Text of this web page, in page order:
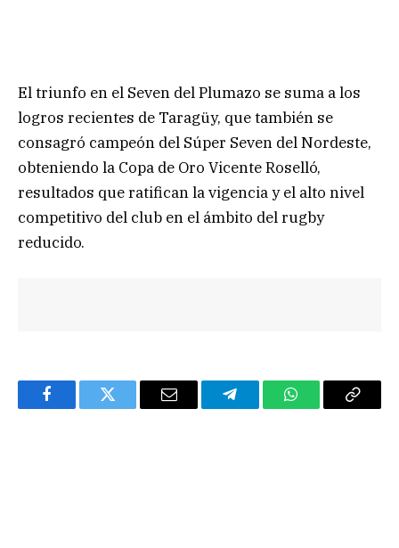
El triunfo en el Seven del Plumazo se suma a los
logros recientes de Taragüy, que también se
consagró campeón del Súper Seven del Nordeste,
obteniendo la Copa de Oro Vicente Roselló,
resultados que ratifican la vigencia y el alto nivel
competitivo del club en el ámbito del rugby
reducido.
FacebookTwitter Email TelegramWhatsAppCopy